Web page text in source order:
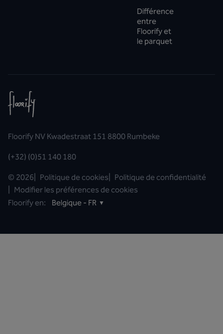
Différence
entre
Floorify et
le parquet
Floorify NV Kwadestraat 151 8800 Rumbeke
(+32) (0)51 140 180
© 2026 Politique de cookies
Politique de confidentialité
Modifier les préférences de cookies
Floorify en:
Belgique - FR ▼